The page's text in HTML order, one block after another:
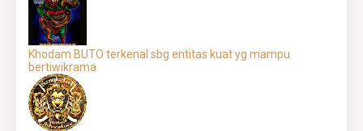
Khodam BUTO terkenal sbg entitas kuat yg mampu
bertiwikrama